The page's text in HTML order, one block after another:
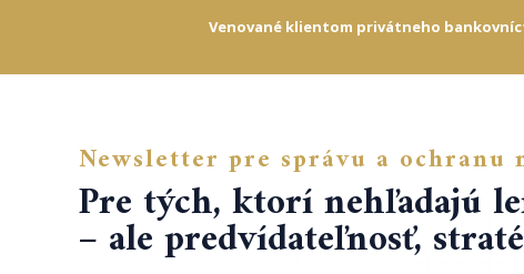
Venované klientom privátneho
Newsletter pre správu a ochranu
Pre tých, ktorí nehľadajú
– ale predvídateľnosť,